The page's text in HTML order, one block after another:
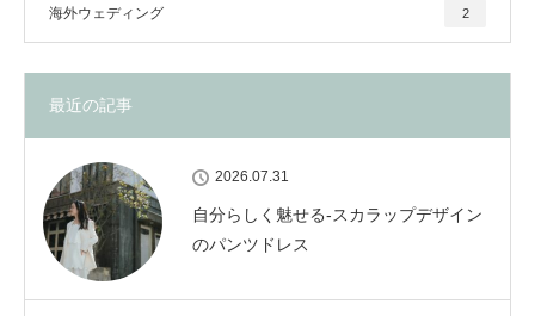
海外ウェディング 2
最近の記事
2026.07.31
自分らしく魅せる-スカラップデザイン
のパンツドレス